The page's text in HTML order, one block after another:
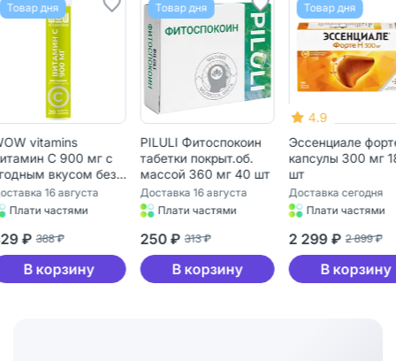
Товар дня
PILULI Фитоспокоин
табетки покрыт.об.
массой 360 мг 40 шт
Доставка 16 августа
Плати частями
250 ₽ 313 ₽
В корзину
Товар дня
Эссенциале форте Н
капсулы 300 мг 180
шт
Доставка сегодня
Плати частями
2 299 ₽ 2 899 ₽
В корзину
Товар дня
5
Троксевазин
наружного
применения 2
1 шт
Доставка сегодня
Плати частями
695 ₽ 895 ₽
В